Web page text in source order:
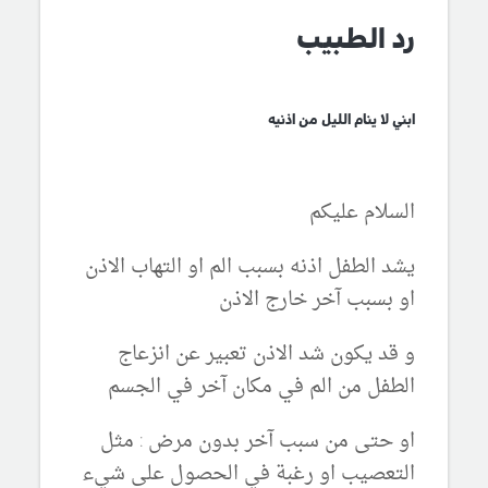
رد الطبيب
ابني لا ينام الليل من اذنيه
السلام عليكم
يشد الطفل اذنه بسبب الم او التهاب الاذن
او بسبب آخر خارج الاذن
و قد يكون شد الاذن تعبير عن انزعاج
الطفل من الم في مكان آخر في الجسم
او حتى من سبب آخر بدون مرض : مثل
التعصيب او رغبة في الحصول على شيء